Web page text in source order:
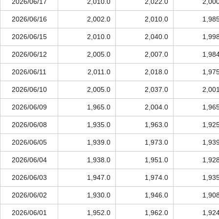
2026/06/16 2,002.0 2,010.0
2026/06/15 2,010.0 2,040.0
2026/06/12 2,005.0 2,007.0
2026/06/11 2,011.0 2,018.0
2026/06/10 2,005.0 2,037.0
2026/06/09 1,965.0 2,004.0
2026/06/08 1,935.0 1,963.0
2026/06/05 1,939.0 1,973.0
2026/06/04 1,938.0 1,951.0
2026/06/03 1,947.0 1,974.0
2026/06/02 1,930.0 1,946.0
2026/06/01 1,952.0 1,962.0